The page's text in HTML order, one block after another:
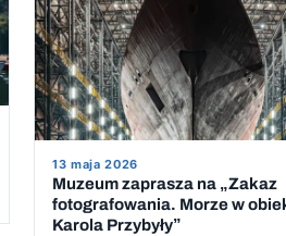
13 maja 2026
Muzeum zaprasza na „Zakaz
fotografowania. Morze w
Karola Przybyły”